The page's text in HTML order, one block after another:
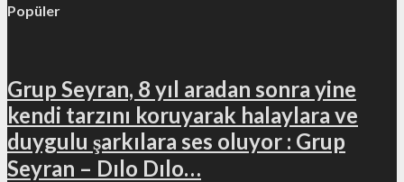
Popüler
Grup Seyran, 8 yıl aradan sonra yine
kendi tarzını koruyarak halaylara ve
duygulu şarkılara ses oluyor : Grup
Seyran – Dılo Dılo…